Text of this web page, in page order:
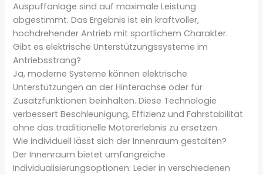
Auspuffanlage sind auf maximale Leistung
abgestimmt. Das Ergebnis ist ein kraftvoller,
hochdrehender Antrieb mit sportlichem Charakter.
Gibt es elektrische Unterstützungssysteme im
Antriebsstrang?
Ja, moderne Systeme können elektrische
Unterstützungen an der Hinterachse oder für
Zusatzfunktionen beinhalten. Diese Technologie
verbessert Beschleunigung, Effizienz und Fahrstabilität
ohne das traditionelle Motorerlebnis zu ersetzen.
Wie individuell lässt sich der Innenraum gestalten?
Der Innenraum bietet umfangreiche
Individualisierungsoptionen: Leder in verschiedenen